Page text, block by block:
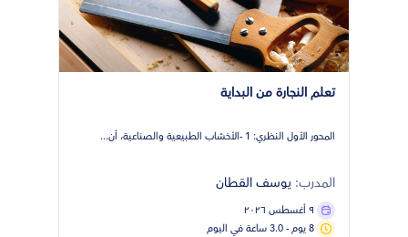
تعلم النجارة من البداية
المحور الأول النظري: 1 -الأخشاب الطبيعية والصناعية، أن...
المدرب: يوسف القطان
٩ أغسطس ٢٠٢٦
8 يوم - 3.0 ساعة في اليوم